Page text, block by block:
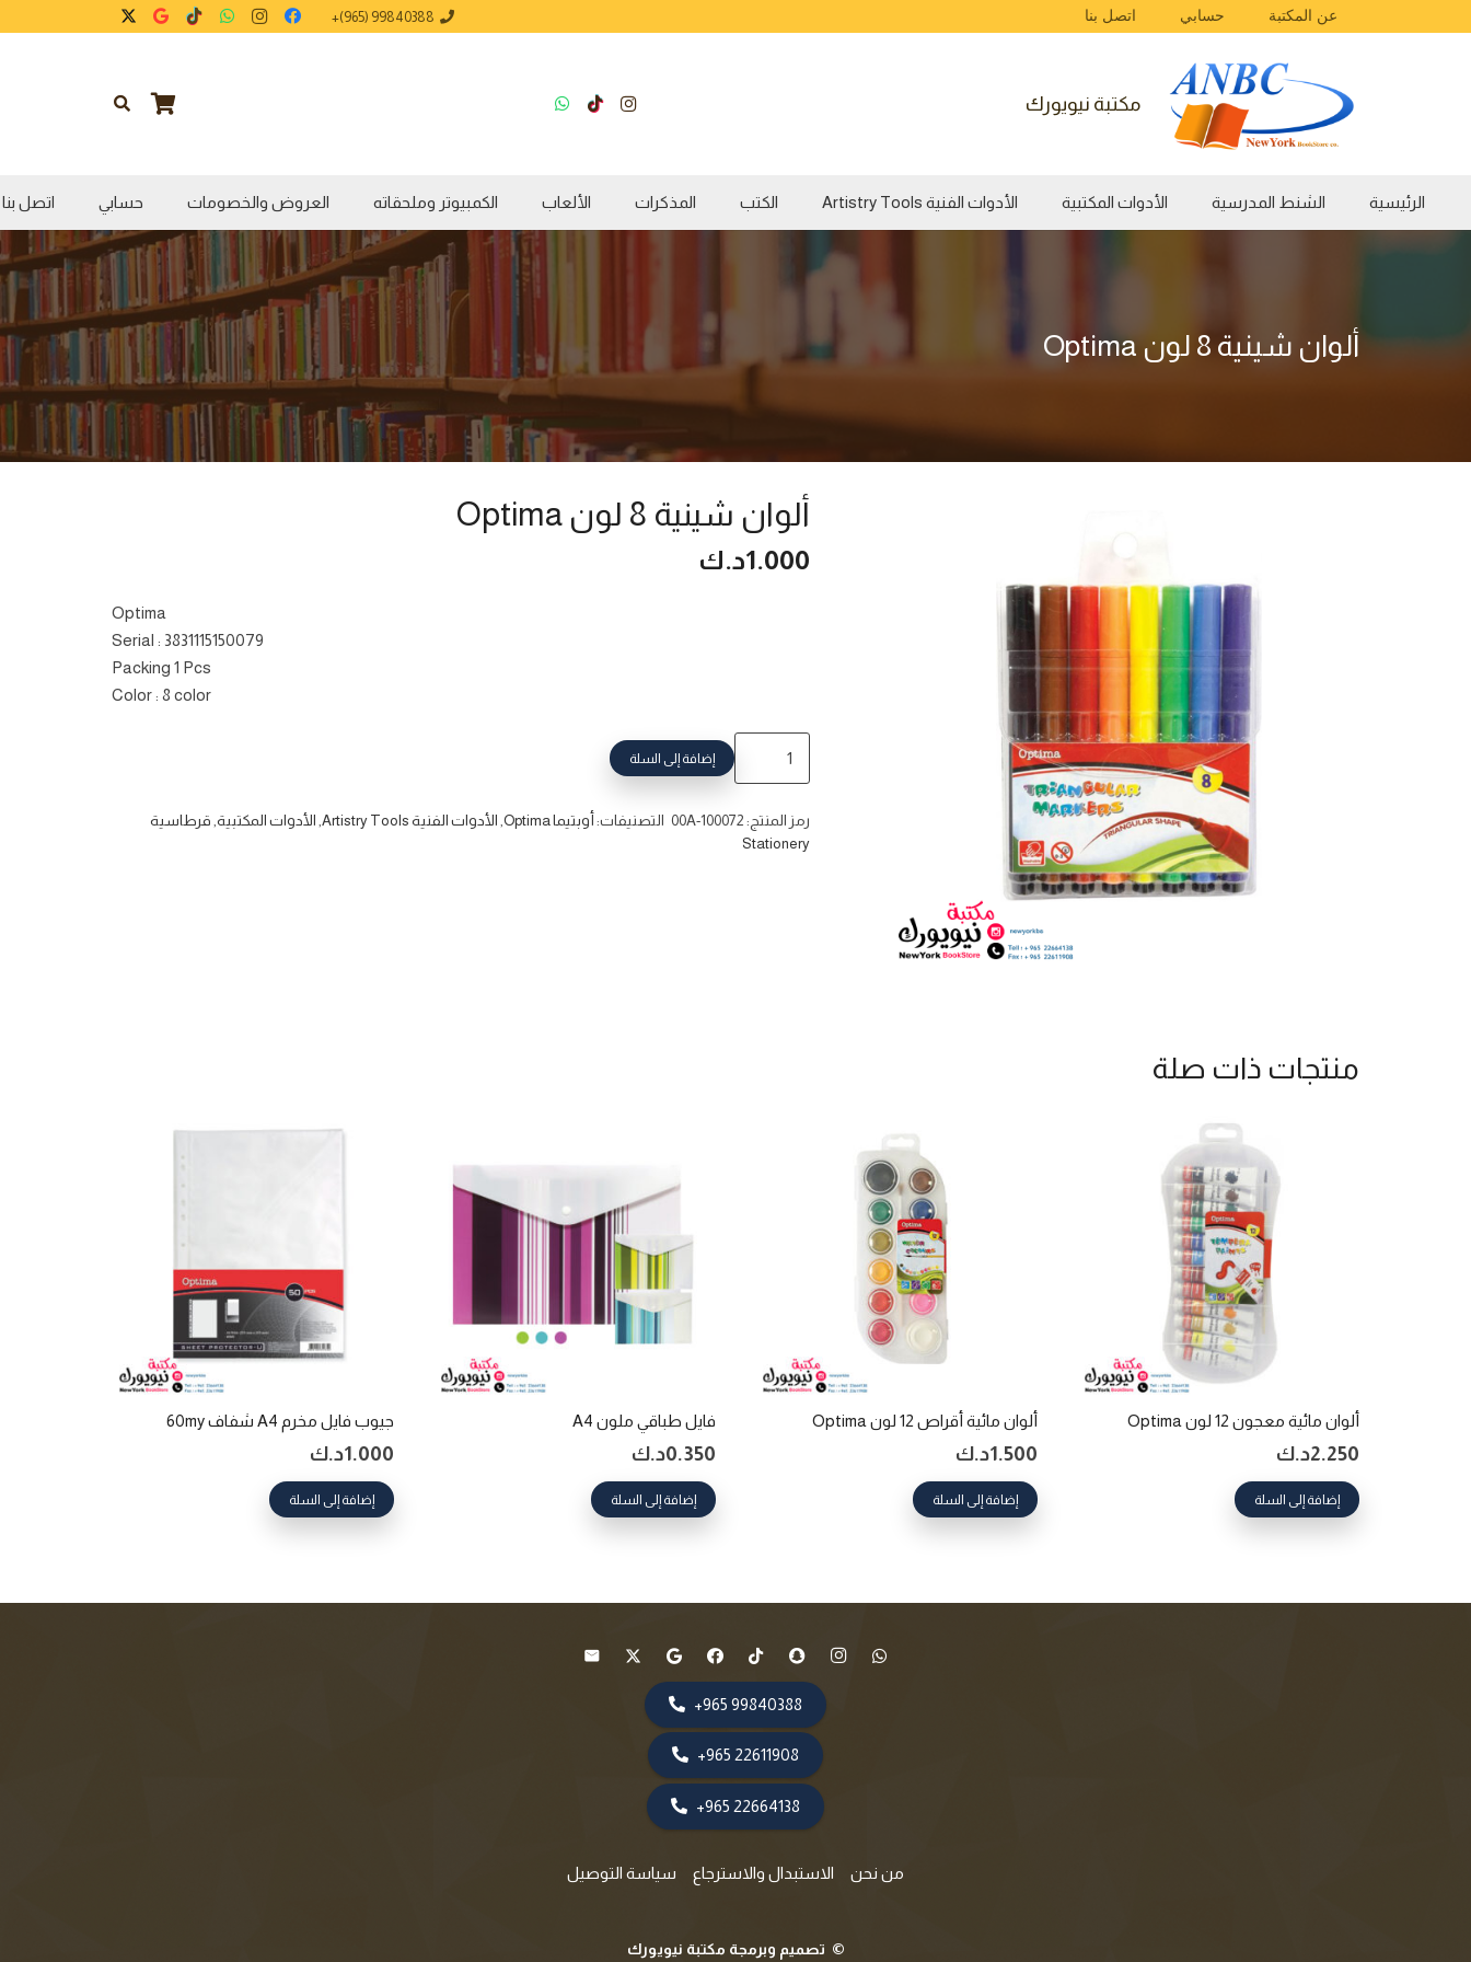
عن المكتبة حسابي اتصل بنا 99840388 (965)+
مكتبة نيويورك
الرئيسية الشنط المدرسية الأدوات المكتبية الأدوات الفنية Artistry Tools الكتب المذكرات الألعاب الكمبيوتر وملحقاته العروض والخصومات حسابي اتصل بنا
ألوان شينية 8 لون Optima
ألوان شينية 8 لون Optima
1.000د.ك
Optima
Serial : 3831115150079
Packing 1 Pcs
Color : 8 color
إضافة إلى السلة
رمز المنتج: 00A-100072 التصنيفات: أوبتيما Optima الأدوات الفنية Artistry Tools الأدوات المكتبية قرطاسية
Stationery
منتجات ذات صلة
ألوان مائية معجون 12 لون Optima
2.250د.ك
إضافة إلى السلة
ألوان مائية أقراص 12 لون Optima
1.500د.ك
إضافة إلى السلة
فايل طباقي ملون A4
0.350د.ك
إضافة إلى السلة
جيوب فايل مخرم A4 شفاف 60my
1.000د.ك
إضافة إلى السلة
99840388 965+
22611908 965+
22664138 965+
من نحن الاستبدال والاسترجاع سياسة التوصيل
© تصميم وبرمجة مكتبة نيويورك